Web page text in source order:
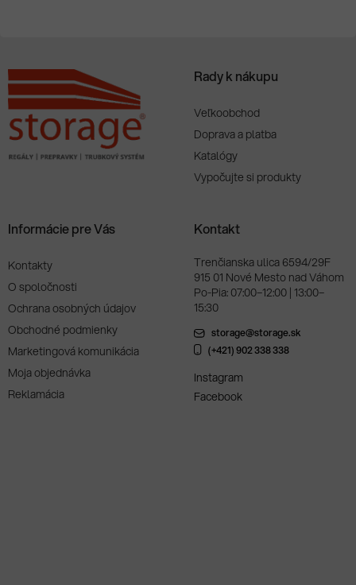
Rady k nákupu
Veľkoobchod
Doprava a platba
Katalógy
Vypočujte si produkty
Informácie pre Vás
Kontakty
O spoločnosti
Ochrana osobných údajov
Obchodné podmienky
Marketingová komunikácia
Moja objednávka
Reklamácia
Kontakt
Trenčianska ulica 6594/29F
915 01 Nové Mesto nad Váhom
Po-Pia: 07:00–12:00 | 13:00–
15:30
storage@storage.sk
(+421) 902 338 338
Instagram
Facebook